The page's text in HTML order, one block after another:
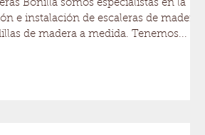
Bonilla somos especialistas en la
e instalación de escaleras de madera
de madera a medida. Tenemos...